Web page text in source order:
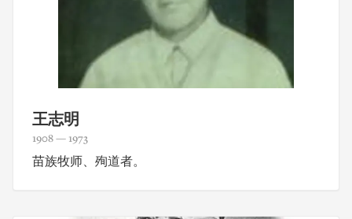
王志明
1908 — 1973
苗族牧师、殉道者。